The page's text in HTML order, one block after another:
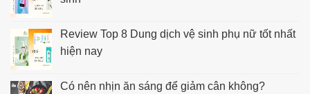
Review Top 8 Dung dịch vệ sinh phụ nữ tốt nhất
hiện nay
Có nên nhịn ăn sáng để giảm cân không?